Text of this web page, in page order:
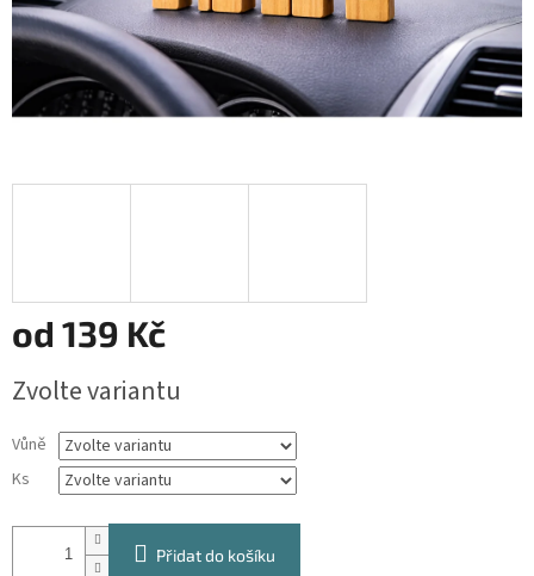
od 139 Kč
cena:
Zvolte variantu
Vůně
Ks
Přidat do košíku